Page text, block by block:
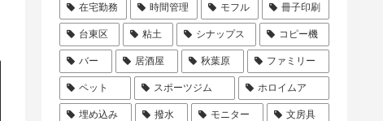
在宅勤務 時間管理 モフル 冊子印刷
台東区 粘土 シナップス コピー機
バー 居酒屋 秋葉原 ファミリー
ペット スポーツジム ホロイムア
埋め込み 撥水 モニター 文房具